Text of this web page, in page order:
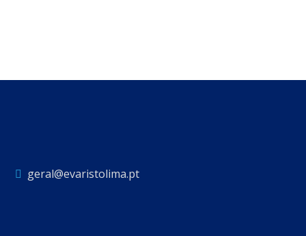
geral@evaristolima.pt